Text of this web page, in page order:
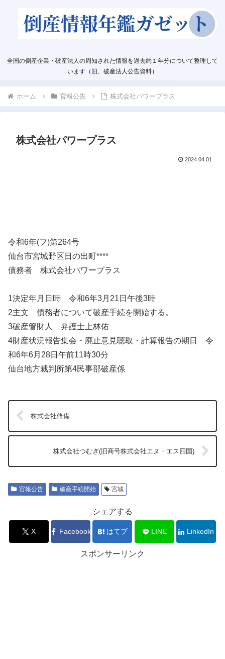
全国の倒産企業・破産法人の周知された情報を過去約１年分について整理して
います（旧、破産法人公告資料）
ホーム 官報公告 株式会社パワープラス
株式会社パワープラス
2024.04.01
令和6年(フ)第264号
仙台市宮城野区日の出町****
債務者 株式会社パワープラス
1決定年月日時 令和6年3月21日午後3時
2主文 債務者について破産手続を開始する。
3破産管財人 弁護士上林佑
4財産状況報告集会・廃止意見聴取・計算報告の期日 令
和6年6月28日午前11時30分
仙台地方裁判所第4民事部破産係
株式会社脩備
株式会社つむぎ(旧商号株式会社エヌ・エス四国)
官報公告 破産手続開始 宮城
シェアする
X Facebook はてブ LINE LinkedIn
スポンサーリンク